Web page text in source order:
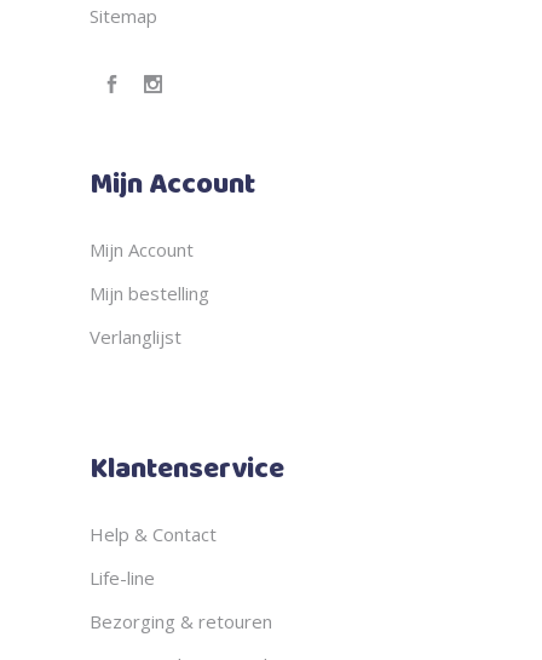
Sitemap
Mijn Account
Mijn Account
Mijn bestelling
Verlanglijst
Klantenservice
Help & Contact
Life-line
Bezorging & retouren